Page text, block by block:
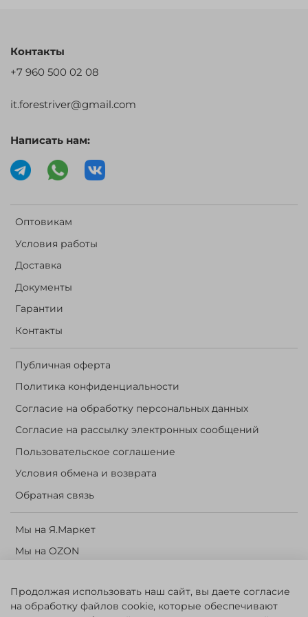
Оптовикам
Условия работы
Доставка
Документы
Гарантии
Контакты
Публичная оферта
Политика конфиденциальности
Согласие на обработку персональных данных
Согласие на рассылку электронных сообщений
Пользовательское соглашение
Условия обмена и возврата
Обратная связь
Мы на Я.Маркет
Мы на OZON
Корзина
Контакты
+7 960 500 02 08
it.forestriver@gmail.com
Написать нам:
Продолжая использовать наш сайт, вы даете согласие
на обработку файлов cookie, которые обеспечивают